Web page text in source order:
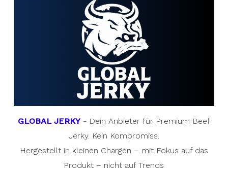
GLOBAL JERKY- Dein Anbieter für Premium Beef
Jerky. Kein Kompromiss.
Hergestellt in kleinen Chargen – mit Fokus auf das
Produkt – nicht auf Trends